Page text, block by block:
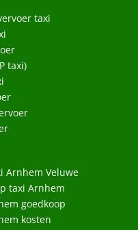
taxi
taxi)
Arnhem Veluwe
taxi Arnhem
goedkoop
kosten